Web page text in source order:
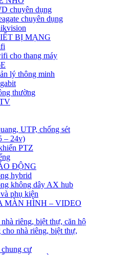
chuyên dụng
chuyên dụng
BỊ MẠNG
cho thang máy
lý thông minh
thường
UTP, chống sét
– 24v)
PTZ
ĐỘNG
hybrid
không dây AX hub
phụ kiện
MÀN HÌNH – VIDEO
riêng, biệt thự, căn hộ
cho nhà riêng, biệt thự,
cư